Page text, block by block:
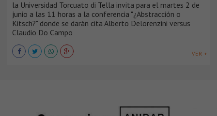
la Universidad Torcuato di Tella invita para el martes 2 de
junio a las 11 horas a la conferencia "¿Abstracción o
Kitsch?" donde se darán cita Alberto Delorenzini versus
Claudio Do Campo
VER +